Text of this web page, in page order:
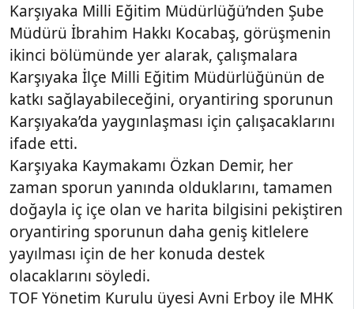
Karşıyaka Milli Eğitim Müdürlüğü’nden Şube
Müdürü İbrahim Hakkı Kocabaş, görüşmenin
ikinci bölümünde yer alarak, çalışmalara
Karşıyaka İlçe Milli Eğitim Müdürlüğünün de
katkı sağlayabileceğini, oryantiring sporunun
Karşıyaka’da yaygınlaşması için çalışacaklarını
ifade etti.
Karşıyaka Kaymakamı Özkan Demir, her
zaman sporun yanında olduklarını, tamamen
doğayla iç içe olan ve harita bilgisini pekiştiren
oryantiring sporunun daha geniş kitlelere
yayılması için de her konuda destek
olacaklarını söyledi.
TOF Yönetim Kurulu üyesi Avni Erboy ile MHK